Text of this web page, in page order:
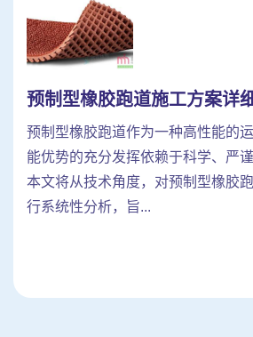
预制型橡胶跑道施工方案详
预制型橡胶跑道作为一种高性能的
能优势的充分发挥依赖于科学、严
本文将从技术角度，对预制型橡胶
行系统性分析，旨...